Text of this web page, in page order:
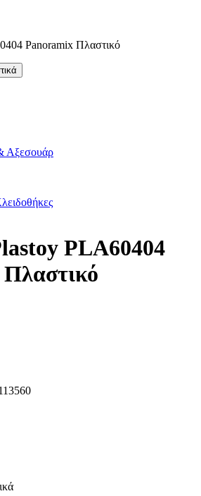
Panoramix Πλαστικό
Αξεσουάρ
PLA60404